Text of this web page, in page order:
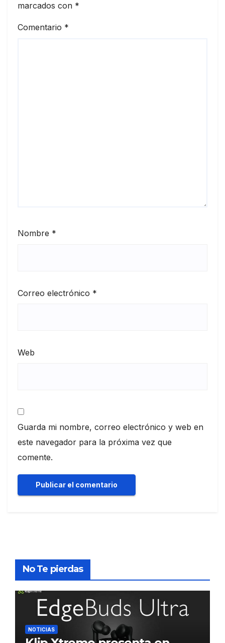
marcados con *
Comentario *
Nombre *
Correo electrónico *
Web
Guarda mi nombre, correo electrónico y web en
este navegador para la próxima vez que
comente.
No Te pierdas
NOTICIAS